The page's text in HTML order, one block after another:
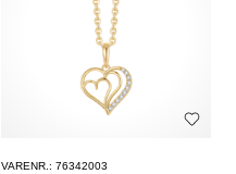
VARENR.: 76342003